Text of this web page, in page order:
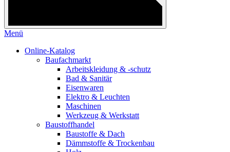
Menü
Online-Katalog
Baufachmarkt
Arbeitskleidung & -schutz
Bad & Sanitär
Eisenwaren
Elektro & Leuchten
Maschinen
Werkzeug & Werkstatt
Baustoffhandel
Baustoffe & Dach
Dämmstoffe & Trockenbau